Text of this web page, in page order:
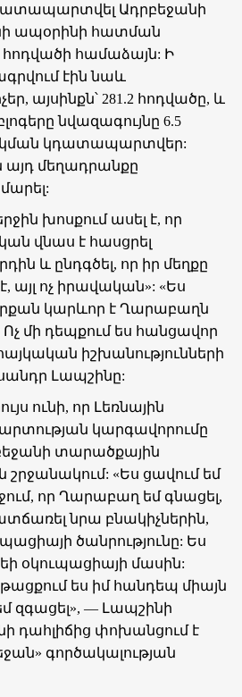
Ադրբեջանի
ապօրինի հատման
հոդվածի համաձայն: Ի
էին նաև
այսինքն՝ 281.2 հոդվածը, և
նվազագույնը 6.5
կդատապարտվեր:
մեղադրանքը
խոսքում ասել է, որ
վնաս է հասցրել
և ընդգծել, որ իր մեղքը
այլ ոչ իրավական»: «Ես
կարևոր է Ղարաբաղն
մի դեպքում ես հանցավոր
իշխանությունների
Լապշինը:
ունի, որ Լեռնային
կարգավորումը
տարածքային
«Ես ցավում եմ
որ Ղարաբաղ եմ գնացել,
նրա բնակիչներին,
ծանրությունը: Ես
օկուպացիայի մասին:
ես իմ հանդեպ միայն
զգացել», — Լապշինի
դահլիճից փոխանցում է
գործակալության